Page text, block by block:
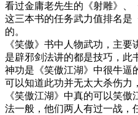
看过金庸老先生的《射雕》、
这三本书的任务武力值排名是
的。
《笑傲》书中人物武功，主
是辟邪剑法讲的都是技巧，此
神功是《笑傲江湖》中很牛逼
可以知道此功并无太大杀伤力
《笑傲江湖》中真的可以笑
法一般，他们两人有过一战，